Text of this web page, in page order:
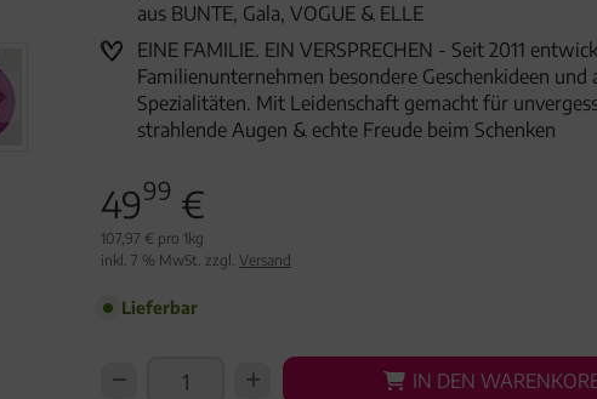
aus BUNTE, Gala, VOGUE & ELLE
EINE FAMILIE. EIN VERSPRECHEN - Seit 2011
Familienunternehmen besondere Geschenkideen
Spezialitäten. Mit Leidenschaft gemacht für
strahlende Augen & echte Freude beim Schenken
4999 €
107,97 € pro 1kg
inkl. 7 % MwSt. zzgl. Versand
Lieferbar
IN DEN
IN DEN